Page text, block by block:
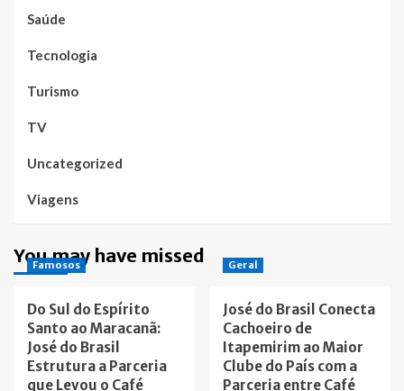
Saúde
Tecnologia
Turismo
TV
Uncategorized
Viagens
You may have missed
Famosos
Do Sul do Espírito
Santo ao Maracanã:
José do Brasil
Estrutura a Parceria
que Levou o Café
Geral
José do Brasil Conecta
Cachoeiro de
Itapemirim ao Maior
Clube do País com a
Parceria entre Café